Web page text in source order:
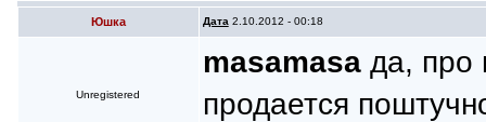
Юшка Дата 2.10.2012 - 00:18
Unregistered
masamasaда, про
продается